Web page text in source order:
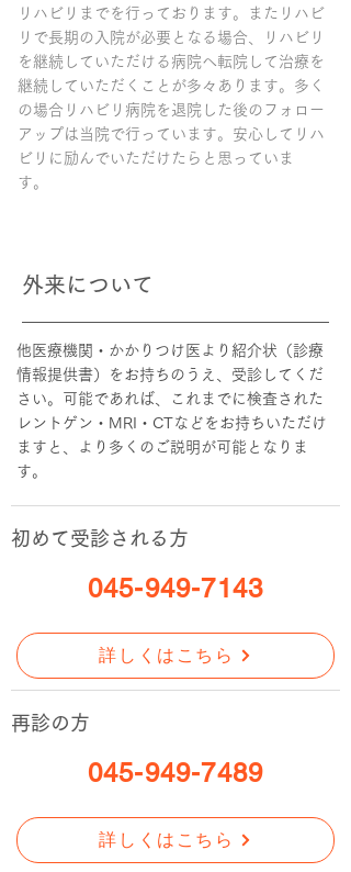
リハビリまでを行っております。またリハビ
リで長期の入院が必要となる場合、リハビリ
を継続していただける病院へ転院して治療を
継続していただくことが多々あります。多く
の場合リハビリ病院を退院した後のフォロー
アップは当院で行っています。安心してリハ
ビリに励んでいただけたらと思っていま
す。
​外来について
他医療機関・かかりつけ医より紹介状（診療
情報提供書）をお持ちのうえ、受診してくだ
さい。可能であれば、これまでに検査された
レントゲン・MRI・CTなどをお持ちいただけ
ますと、より多くのご説明が可能となりま
す。
初めて受診される方
045-949-7143
詳しくはこちら
再診の方
045-949-7489
詳しくはこちら